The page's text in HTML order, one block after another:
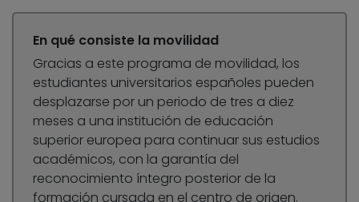
En qué consiste la movilidad
Gracias a este programa de movilidad, los
estudiantes universitarios españoles pueden
desplazarse por un periodo de tres a diez
meses a una institución de educación
superior europea para continuar sus estudios
académicos, con la garantía del
reconocimiento íntegro posterior de la
formación cursada en el centro de origen.